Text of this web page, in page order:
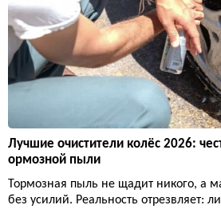
Лучшие очистители колёс 2026:
ормозной пыли
Тормозная пыль не щадит никого, а
без усилий. Реальность отрезвляет: